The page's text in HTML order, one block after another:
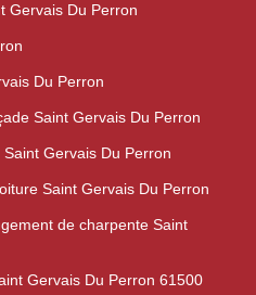
Gervais Du Perron
Du Perron
Saint Gervais Du Perron
Gervais Du Perron
Saint Gervais Du Perron
de charpente Saint
Gervais Du Perron 61500